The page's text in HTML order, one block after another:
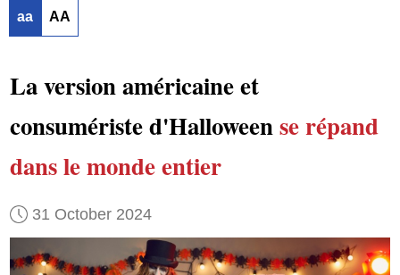
aa AA
La version américaine et
consumériste d'Halloweense répand
dans le monde entier
31 October 2024